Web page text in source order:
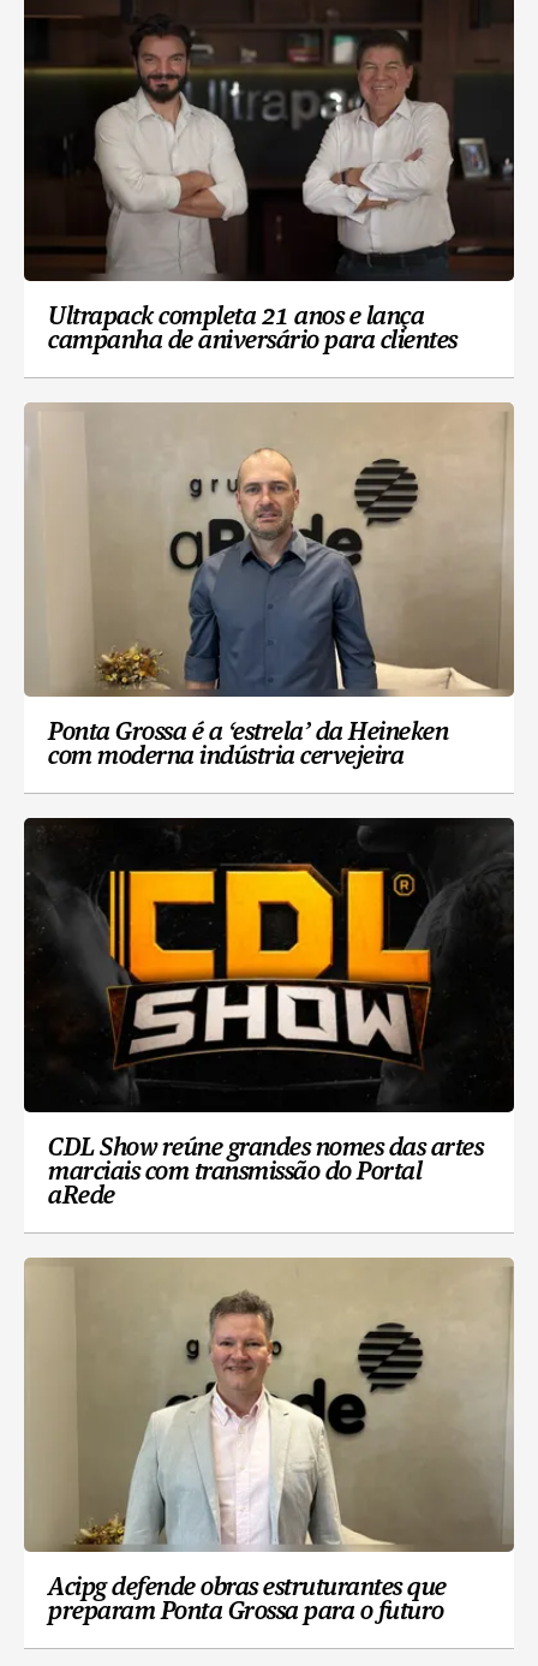
Ultrapack completa 21 anos e lança
campanha de aniversário para clientes
Ponta Grossa é a ‘estrela’ da Heineken
com moderna indústria cervejeira
CDL Show reúne grandes nomes das artes
marciais com transmissão do Portal
aRede
Acipg defende obras estruturantes que
preparam Ponta Grossa para o futuro